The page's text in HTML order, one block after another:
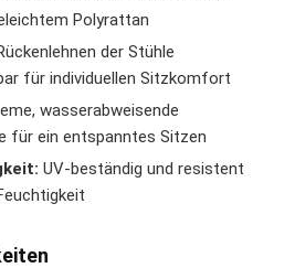
Polyrattan
der Stühle
für individuellen Sitzkomfort
wasserabweisende
für ein entspanntes Sitzen
UV-beständig und resistent